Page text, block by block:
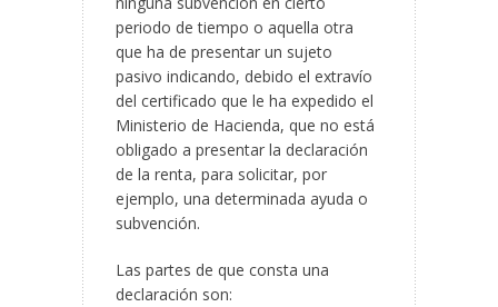
periodo de tiempo o aquella otra
que ha de presentar un sujeto
pasivo indicando, debido el extravío
del certificado que le ha expedido el
Ministerio de Hacienda, que no está
obligado a presentar la declaración
de la renta, para solicitar, por
ejemplo, una determinada ayuda o
subvención.
Las partes de que consta una
declaración son: